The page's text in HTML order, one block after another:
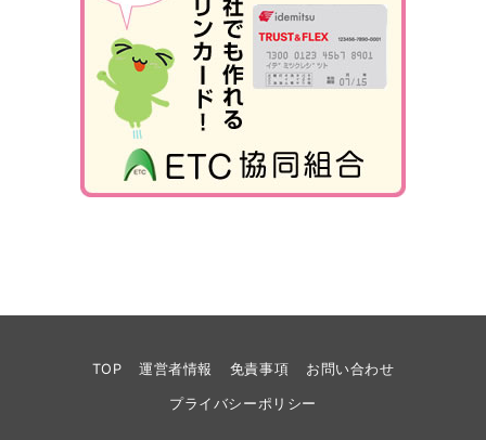
TOP 運営者情報 免責事項 お問い合わせ
プライバシーポリシー